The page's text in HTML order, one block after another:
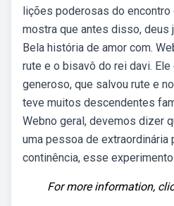
lições poderosas do encontro
mostra que antes disso, deus
Bela história de amor com.
rute e o bisavô do rei davi. Ele
generoso, que salvou rute e
teve muitos descendentes
Webno geral, devemos dizer
uma pessoa de extraordinária
continência, esse
For more information,